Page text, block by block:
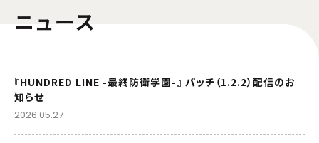
ニュース
『HUNDRED LINE -最終防衛学園-』 パッチ（1.2.2）配信のお
知らせ
2026.05.27